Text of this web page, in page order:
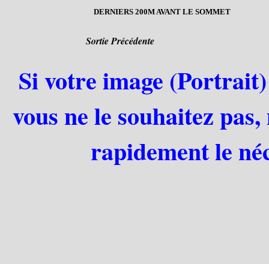
DERNIERS 200M AVANT LE SOMMET
Sortie Précédente
Si votre image
vous ne le souhaitez
rapidement le